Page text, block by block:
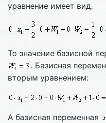
уравнение имеет вид.
То значение базисной
. Базисная
вторым уравнением:
А базисная переменная